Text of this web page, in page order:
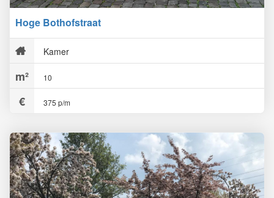
Hoge Bothofstraat
Kamer
10
375 p/m